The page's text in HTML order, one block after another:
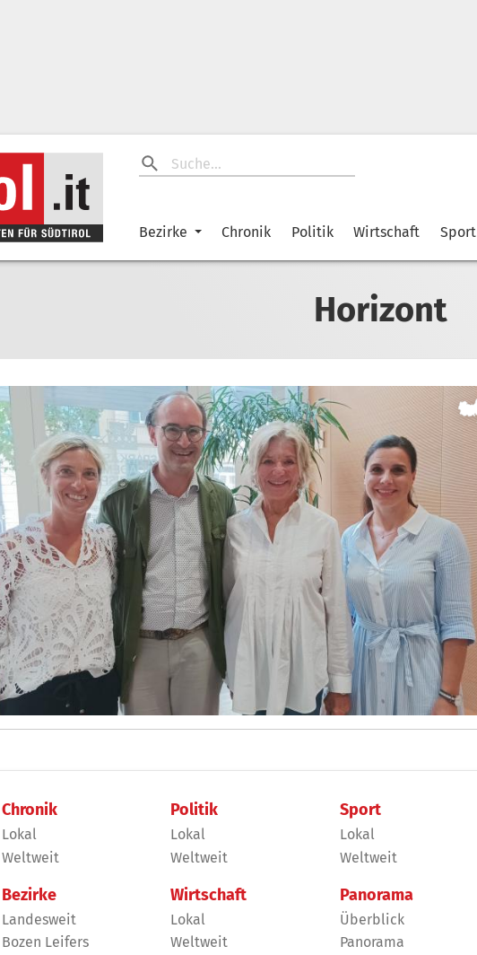
Bezirke Chronik Politik Wirtschaft Sport
Horizont
Chronik
Lokal
Weltweit
Bezirke
Landesweit
Bozen Leifers
Politik
Lokal
Weltweit
Wirtschaft
Lokal
Weltweit
Sport
Lokal
Weltweit
Panorama
Überblick
Panorama